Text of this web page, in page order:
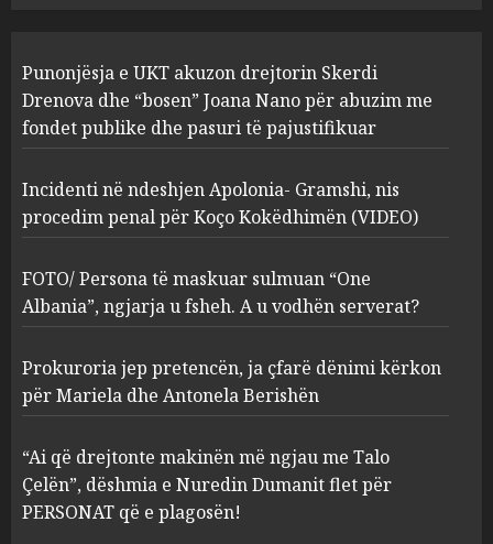
2
Apolonia- Gramshi, nis
procedim penal për Koço
Kokëdhimën (VIDEO)
MARCH 27, 2025
3
FOTO/ Persona të maskuar
sulmuan “One Albania”,
ngjarja u fsheh. A u vodhën
serverat?
4
Prokuroria jep pretencën, ja
çfarë dënimi kërkon për
Berishën
MARCH 25, 2025
Punonjësja e UKT akuzon drejtorin Skerdi
Drenova dhe “bosen” Joana Nano për abuzim me
fondet publike dhe pasuri të pajustifikuar
Incidenti në ndeshjen Apolonia- Gramshi, nis
procedim penal për Koço Kokëdhimën (VIDEO)
FOTO/ Persona të maskuar sulmuan “One
Albania”, ngjarja u fsheh. A u vodhën serverat?
Prokuroria jep pretencën, ja çfarë dënimi kërkon
për Mariela dhe Antonela Berishën
“Ai që drejtonte makinën më ngjau me Talo
Çelën”, dëshmia e Nuredin Dumanit flet për
PERSONAT që e plagosën!